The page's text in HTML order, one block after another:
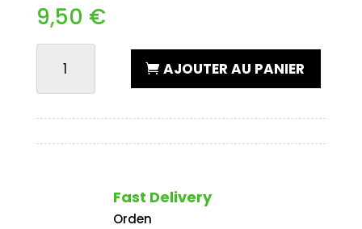
9,50 €
TAGLIATELLE
AJOUTER AU PANIER
Fast Delivery
Orden